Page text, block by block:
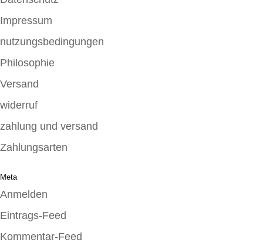
Impressum
nutzungsbedingungen
Philosophie
Versand
widerruf
zahlung und versand
Zahlungsarten
Meta
Anmelden
Eintrags-Feed
Kommentar-Feed